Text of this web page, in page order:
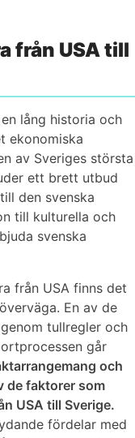
från USA till
lång historia och
ekonomiska
av Sveriges största
ett brett utbud
den svenska
till kulturella och
svenska
från USA finns det
En av de
tullregler och
går
och
de faktorer som
USA till Sverige.
fördelar med